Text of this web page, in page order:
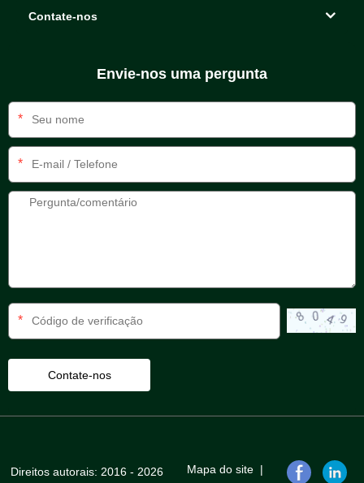
Contate-nos
Envie-nos uma pergunta
*
*
*
Direitos autorais: 2016 - 2026 Mapa do site|